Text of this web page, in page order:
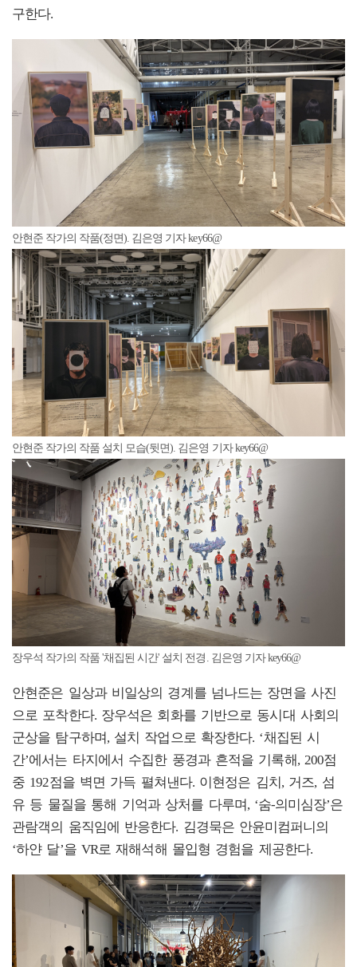
구한다.
안현준 작가의 작품(정면). 김은영 기자 key66@
안현준 작가의 작품 설치 모습(뒷면). 김은영 기자 key66@
장우석 작가의 작품 '채집된 시간' 설치 전경. 김은영 기자 key66@
안현준은 일상과 비일상의 경계를 넘나드는 장면을 사진
으로 포착한다. 장우석은 회화를 기반으로 동시대 사회의
군상을 탐구하며, 설치 작업으로 확장한다. ‘채집된 시
간’에서는 타지에서 수집한 풍경과 흔적을 기록해, 200점
중 192점을 벽면 가득 펼쳐낸다. 이현정은 김치, 거즈, 섬
유 등 물질을 통해 기억과 상처를 다루며, ‘숨-의미심장’은
관람객의 움직임에 반응한다. 김경묵은 안윤미컴퍼니의
‘하얀 달’을 VR로 재해석해 몰입형 경험을 제공한다.